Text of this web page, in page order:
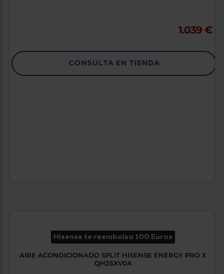
1.039 €
CONSULTA EN TIENDA
Hisense te reembolsa 100 Euros
AIRE ACONDICIONADO SPLIT HISENSE ENERGY PRO X
QH25XV0A